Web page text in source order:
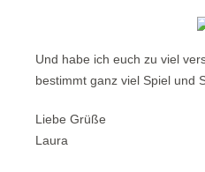
Und habe ich euch zu viel
bestimmt ganz viel Spiel und
Liebe Grüße
Laura